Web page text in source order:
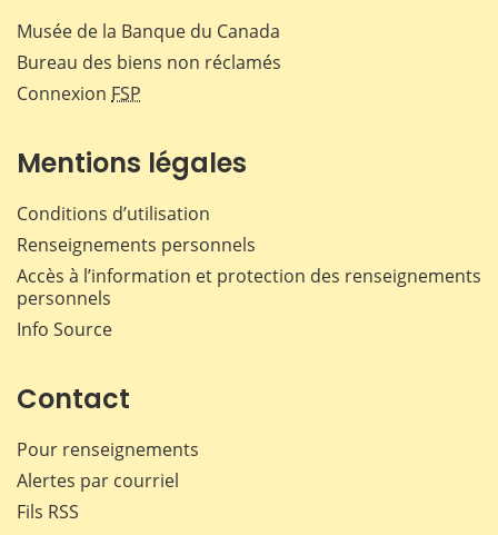
Musée de la Banque du Canada
Bureau des biens non réclamés
Connexion FSP
Mentions légales
Conditions d’utilisation
Renseignements personnels
Accès à l’information et protection des renseignements
personnels
Info Source
Contact
Pour renseignements
Alertes par courriel
Fils RSS